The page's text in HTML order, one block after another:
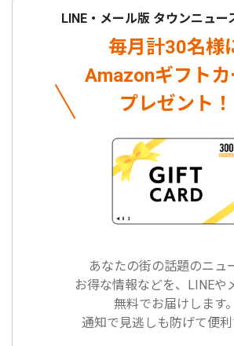
LINE・メール版 タウンニュー
毎月計30名様
Amazonギフトカ
プレゼント！
あなたの街の話題のニュ
お得な情報などを、LINEや
無料でお届けします。
通知で見逃しも防げて便利